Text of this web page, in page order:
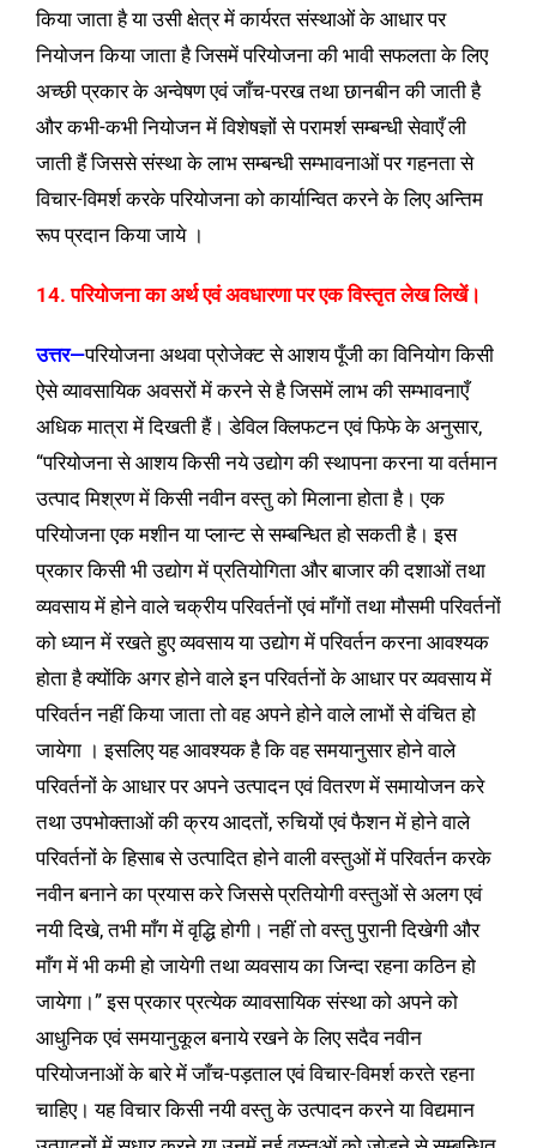
किया जाता है या उसी क्षेत्र में कार्यरत संस्थाओं के आधार पर
नियोजन किया जाता है जिसमें परियोजना की भावी सफलता के लिए
अच्छी प्रकार के अन्वेषण एवं जाँच-परख तथा छानबीन की जाती है
और कभी-कभी नियोजन में विशेषज्ञों से परामर्श सम्बन्धी सेवाएँ ली
जाती हैं जिससे संस्था के लाभ सम्बन्धी सम्भावनाओं पर गहनता से
विचार-विमर्श करके परियोजना को कार्यान्वित करने के लिए अन्तिम
रूप प्रदान किया जाये ।
14. परियोजना का अर्थ एवं अवधारणा पर एक विस्तृत लेख लिखें।
उत्तर—परियोजना अथवा प्रोजेक्ट से आशय पूँजी का विनियोग किसी
ऐसे व्यावसायिक अवसरों में करने से है जिसमें लाभ की सम्भावनाएँ
अधिक मात्रा में दिखती हैं। डेविल क्लिफटन एवं फिफे के अनुसार,
“परियोजना से आशय किसी नये उद्योग की स्थापना करना या वर्तमान
उत्पाद मिश्रण में किसी नवीन वस्तु को मिलाना होता है। एक
परियोजना एक मशीन या प्लान्ट से सम्बन्धित हो सकती है। इस
प्रकार किसी भी उद्योग में प्रतियोगिता और बाजार की दशाओं तथा
व्यवसाय में होने वाले चक्रीय परिवर्तनों एवं माँगों तथा मौसमी परिवर्तनों
को ध्यान में रखते हुए व्यवसाय या उद्योग में परिवर्तन करना आवश्यक
होता है क्योंकि अगर होने वाले इन परिवर्तनों के आधार पर व्यवसाय में
परिवर्तन नहीं किया जाता तो वह अपने होने वाले लाभों से वंचित हो
जायेगा । इसलिए यह आवश्यक है कि वह समयानुसार होने वाले
परिवर्तनों के आधार पर अपने उत्पादन एवं वितरण में समायोजन करे
तथा उपभोक्ताओं की क्रय आदतों, रुचियों एवं फैशन में होने वाले
परिवर्तनों के हिसाब से उत्पादित होने वाली वस्तुओं में परिवर्तन करके
नवीन बनाने का प्रयास करे जिससे प्रतियोगी वस्तुओं से अलग एवं
नयी दिखे, तभी माँग में वृद्धि होगी। नहीं तो वस्तु पुरानी दिखेगी और
माँग में भी कमी हो जायेगी तथा व्यवसाय का जिन्दा रहना कठिन हो
जायेगा।”इस प्रकार प्रत्येक व्यावसायिक संस्था को अपने को
आधुनिक एवं समयानुकूल बनाये रखने के लिए सदैव नवीन
परियोजनाओं के बारे में जाँच-पड़ताल एवं विचार-विमर्श करते रहना
चाहिए। यह विचार किसी नयी वस्तु के उत्पादन करने या विद्यमान